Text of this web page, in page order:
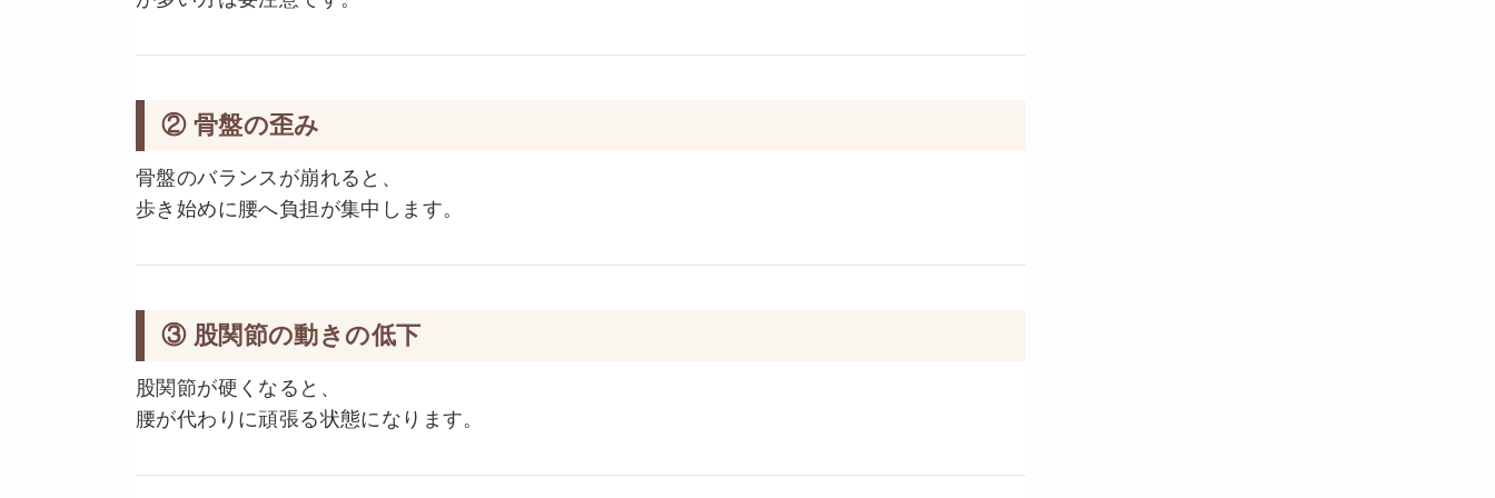
② 骨盤の歪み
骨盤のバランスが崩れると、
歩き始めに腰へ負担が集中します。
③ 股関節の動きの低下
股関節が硬くなると、
腰が代わりに頑張る状態になります。